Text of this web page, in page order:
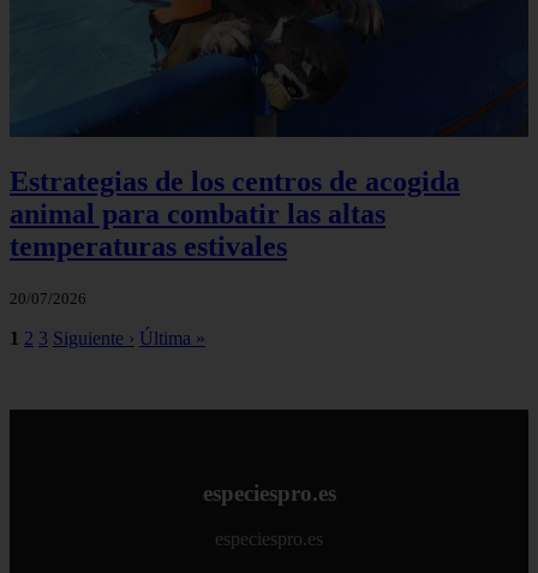
Estrategias de los centros de acogida
animal para combatir las altas
temperaturas estivales
20/07/2026
1 2 3 Siguiente › Última »
especiespro.es
especiespro.es